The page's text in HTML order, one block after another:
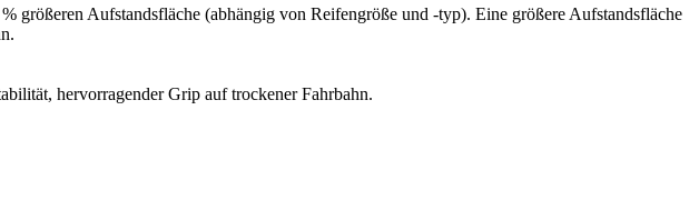
größeren Aufstandsfläche (abhängig von Reifengröße und -typ). Eine größere Aufstandsfläche
hervorragender Grip auf trockener Fahrbahn.